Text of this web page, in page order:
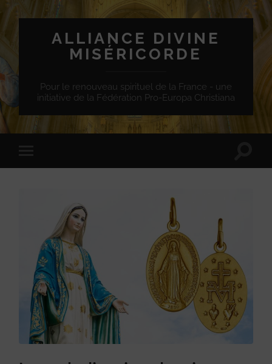
ALLIANCE DIVINE
MISÉRICORDE
Pour le renouveau spirituel de la France - une
initiative de la Fédération Pro-Europa Christiana
mobile